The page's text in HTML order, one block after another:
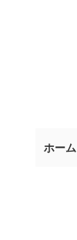
ホーム